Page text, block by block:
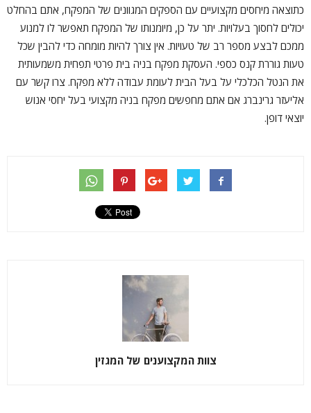
כתוצאה מיחסים מקצועיים עם הספקים המגוונים של המפקח, אתם בהחלט
יכולים לחסוך בעלויות. יתר על כן, מיומנותו של המפקח תאפשר לו למנוע
ממכם לבצע מספר רב של טעויות. אין צורך להיות מומחה כדי להבין שכל
טעות גוררת קנס כספי. העסקת מפקח בניה בית פרטי תפחית משמעותית
את הנטל הכלכלי על בעל הבית לעומת עבודה ללא מפקח. צרו קשר עם
אליעזר גרינברג אם אתם מחפשים מפקח בניה מקצועי בעל יחסי אנוש
יוצאי דופן.
צוות המקצוענים של המגזין